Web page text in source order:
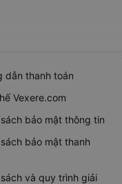
dẫn thanh toán
Vexere.com
bảo mật thông tin
bảo mật thanh
và quy trình giải